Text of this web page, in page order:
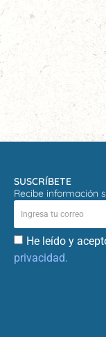
SUSCRÍBETE
Recibe información
He leído y
privacidad.